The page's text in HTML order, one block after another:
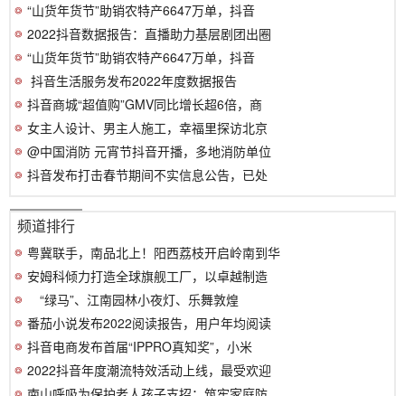
“山货年货节”助销农特产6647万单，抖音
2022抖音数据报告：直播助力基层剧团出圈
“山货年货节”助销农特产6647万单，抖音
​ 抖音生活服务发布2022年度数据报告
抖音商城“超值购”GMV同比增长超6倍，商
女主人设计、男主人施工，幸福里探访北京
@中国消防 元宵节抖音开播，多地消防单位
抖音发布打击春节期间不实信息公告，已处
频道排行
粤冀联手，南品北上！阳西荔枝开启岭南到华
安姆科倾力打造全球旗舰工厂，以卓越制造
“绿马”、江南园林小夜灯、乐舞敦煌
番茄小说发布2022阅读报告，用户年均阅读
抖音电商发布首届“IPPRO真知奖”，小米
2022抖音年度潮流特效活动上线，最受欢迎